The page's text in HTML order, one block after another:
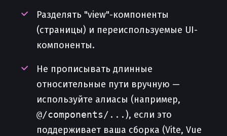
Разделять "view"-компоненты
(страницы) и переиспользуемые UI-
компоненты.
Не прописывать длинные
относительные пути вручную —
используйте алиасы (например,
@/components/... ), если это
поддерживает ваша сборка (Vite, Vue